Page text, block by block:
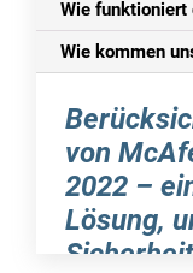
Wie funktioniert
Wie kommen
von
2022 –
Lösung,